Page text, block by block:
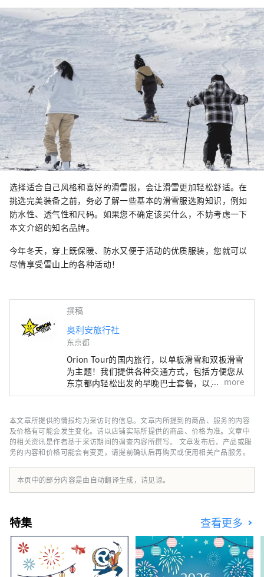
选择适合自己风格和喜好的滑雪服，会让滑雪更加轻松舒适。在
挑选完美装备之前，务必了解一些基本的滑雪服选购知识，例如
防水性、透气性和尺码。如果您不确定该买什么，不妨考虑一下
本文介绍的知名品牌。
今年冬天，穿上既保暖、防水又便于活动的优质服装，您就可以
尽情享受雪山上的各种活动！
撰稿
奥利安旅行社
东京都
Orion Tour的国内旅行，以单板滑雪和双板滑雪
为主题！我们提供各种交通方式，包括方便您从
东京都内轻松出发的早晚巴士套餐，以及新干线
或私家车套餐。我们还提供包含缆车票和便捷一
的滑雪者都能安心享受滑雪的乐趣。
more
本文章所提供的情报均为采访时的信息。文章内所提到的商品、服务的内容
及价格有可能会发生变化。请以店铺实际所提供的商品、价格为准。文章中
的相关资讯是作者基于采访期间的调查内容所撰写。 文章发布后，产品或服
务的内容和价格可能会有变更，请提前确认后再购买或使用相关产品服务。
本页中的部分内容是由自动翻译生成，请见谅。
特集 查看更多